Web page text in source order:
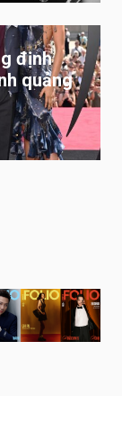
định
quảng